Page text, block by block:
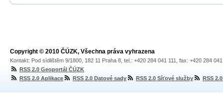
Copyright © 2010 ČÚZK, Všechna práva vyhrazena
Kontakt: Pod sídlištěm 9/1800, 182 11 Praha 8, tel.: +420 284 041 111, fax: +420 284
RSS 2.0 Geoportál ČÚZK
RSS 2.0 Aplikace
RSS 2.0 Datové sady RSS 2.0 Síťové služby RSS